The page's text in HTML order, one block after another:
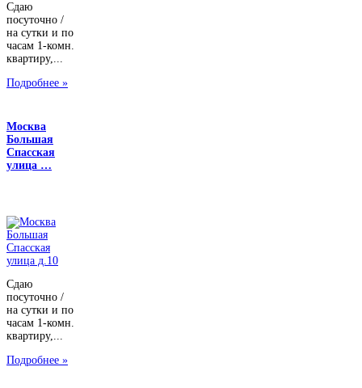
Сдаю
посуточно /
на сутки и по
часам 1-комн.
квартиру,...
Подробнее »
Москва
Большая
Спасская
улица …
Сдаю
посуточно /
на сутки и по
часам 1-комн.
квартиру,...
Подробнее »